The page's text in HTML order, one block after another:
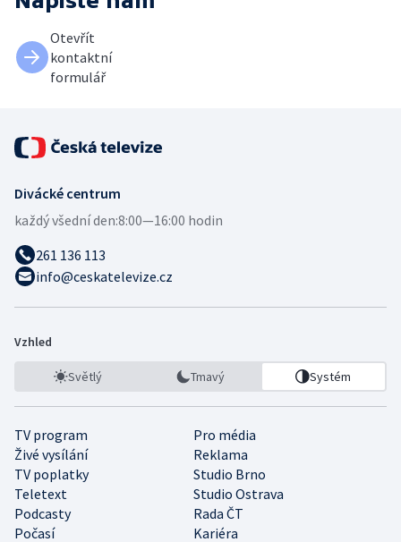
Otevřít
kontaktní
formulář
Divácké centrum
každý všední den:8:00—16:00 hodin
261 136 113
info@ceskatelevize.cz
Vzhled
Světlý Tmavý Systém
TV program
Pro média
Živé vysílání
Reklama
TV poplatky
Studio Brno
Teletext
Studio Ostrava
Podcasty
Rada ČT
Počasí
Kariéra